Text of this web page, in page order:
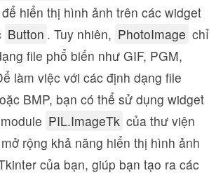
hiển thị hình ảnh trên các widget
Button . Tuy nhiên, PhotoImage chỉ
file phổ biến như GIF, PGM,
làm việc với các định dạng file
BMP, bạn có thể sử dụng widget
PIL.ImageTk của thư viện
rộng khả năng hiển thị hình ảnh
của bạn, giúp bạn tạo ra các